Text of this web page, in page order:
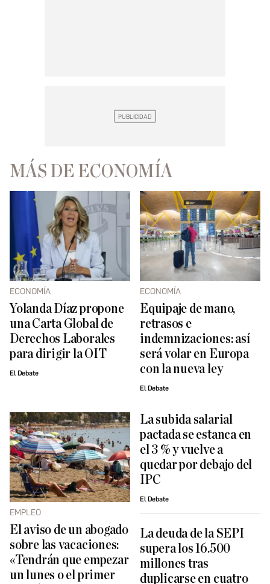
MÁS DE ECONOMÍA
ECONOMÍA
Yolanda Díaz propone
una Carta Global de
Derechos Laborales
para dirigir la OIT
El Debate
ECONOMÍA
Equipaje de mano,
retrasos e
indemnizaciones: así
será volar en Europa
con la nueva ley
El Debate
EMPLEO
El aviso de un abogado
sobre las vacaciones:
«Tendrán que empezar
un lunes o el primer
La subida salarial
pactada se estanca en
el 3 % y vuelve a
quedar por debajo del
IPC
El Debate
La deuda de la SEPI
supera los 16.500
millones tras
duplicarse en cuatro